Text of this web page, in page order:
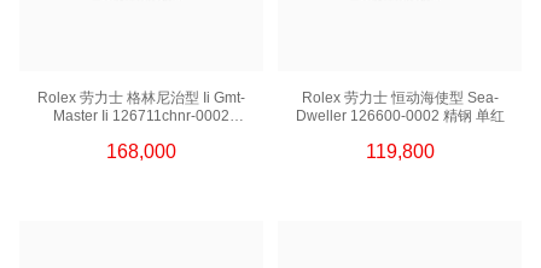
Rolex 劳力士 格林尼治型 Ii Gmt-
Master Ii 126711chnr-0002
168,000
Rolex 劳力士 恒动海使型 Sea-
Dweller 126600-0002 精钢 单红
119,800